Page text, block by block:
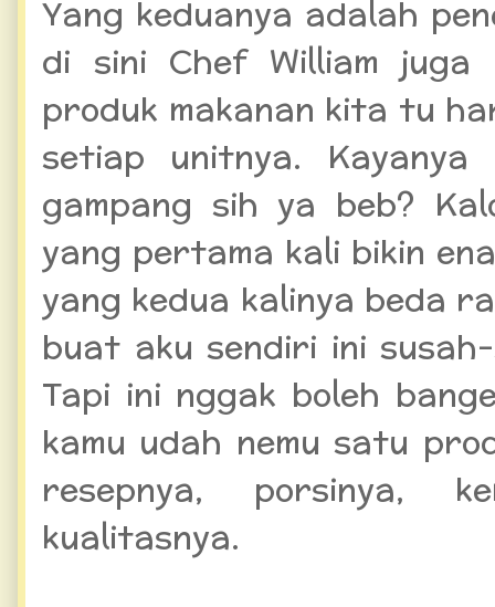
Yang keduanya adalah
di sini Chef William juga
produk makanan kita tu
setiap unitnya. Kayanya
gampang sih ya beb?
yang pertama kali bikin
yang kedua kalinya beda
buat aku sendiri ini
Tapi ini nggak boleh
kamu udah nemu satu
resepnya, porsinya,
kualitasnya.